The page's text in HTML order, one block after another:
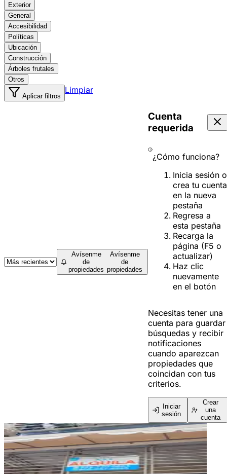
Exterior
General
Accesibilidad
Políticas
Ubicación
Construcción
Árboles frutales
Otros
Aplicar filtros
Limpiar
Avísenme
de
propiedades
Avísenme
de
propiedades
Cuenta
requerida
¿Cómo funciona?
Inicia sesión o
crea tu cuenta
en la nueva
pestaña
Regresa a
esta pestaña
Recarga la
página (F5 o
actualizar)
Haz clic
nuevamente
en el botón
Necesitas tener una
cuenta para guardar
búsquedas y recibir
notificaciones
cuando aparezcan
propiedades que
coincidan con tus
criterios.
Iniciar
sesión
Crear
una
cuenta